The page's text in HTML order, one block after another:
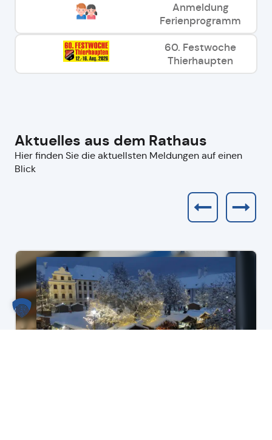
Anmeldung
Ferienprogramm
60. Festwoche
Thierhaupten
Aktuelles aus dem Rathaus
Hier finden Sie die aktuellsten Meldungen auf einen
Blick